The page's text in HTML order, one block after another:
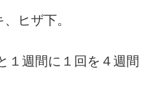
ヒザ下。
１週間に１回を４週間